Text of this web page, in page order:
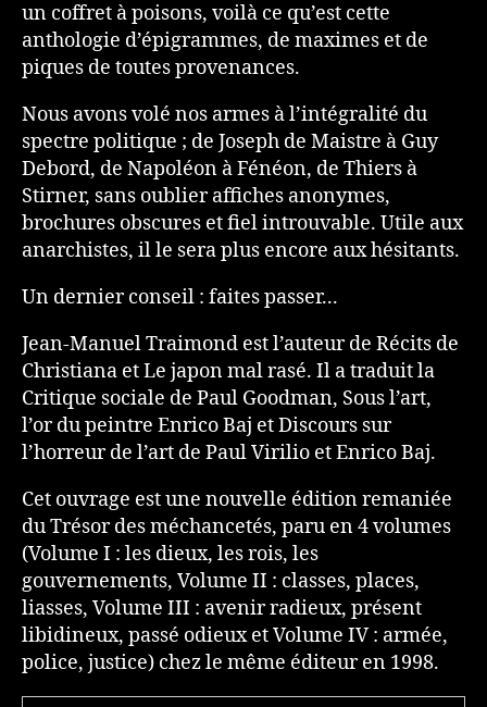
un coffret à poisons, voilà ce qu’est cette
anthologie d’épigrammes, de maximes et de
piques de toutes provenances.
Nous avons volé nos armes à l’intégralité du
spectre politique ; de Joseph de Maistre à Guy
Debord, de Napoléon à Fénéon, de Thiers à
Stirner, sans oublier affiches anonymes,
brochures obscures et fiel introuvable. Utile aux
anarchistes, il le sera plus encore aux hésitants.
Un dernier conseil : faites passer...
Jean-Manuel Traimond est l’auteur de Récits de
Christiana et Le japon mal rasé. Il a traduit la
Critique sociale de Paul Goodman, Sous l’art,
l’or du peintre Enrico Baj et Discours sur
l’horreur de l’art de Paul Virilio et Enrico Baj.
Cet ouvrage est une nouvelle édition remaniée
du Trésor des méchancetés, paru en 4 volumes
(Volume I : les dieux, les rois, les
gouvernements, Volume II : classes, places,
liasses, Volume III : avenir radieux, présent
libidineux, passé odieux et Volume IV : armée,
police, justice) chez le même éditeur en 1998.